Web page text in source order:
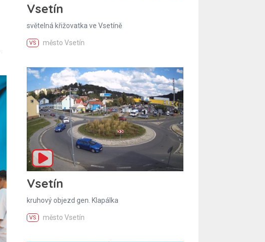
Vsetín
světelná křižovatka ve Vsetíně
VS město Vsetín
Vsetín
kruhový objezd gen. Klapálka
VS město Vsetín